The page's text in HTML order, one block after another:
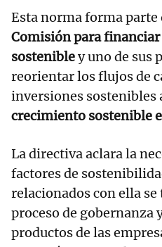
Esta norma forma parte
Comisión para
sostenibley uno de sus
reorientar los flujos de
inversiones sostenibles
crecimiento sostenible
La directiva aclara la
factores de
relacionados con ella
proceso de gobernanza
productos de las